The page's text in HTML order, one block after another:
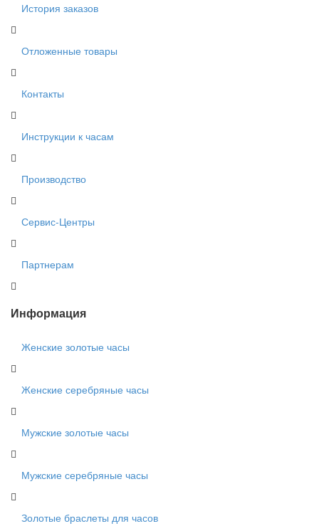
История заказов
Отложенные товары
Контакты
Инструкции к часам
Производство
Сервис-Центры
Партнерам
Информация
Женские золотые часы
Женские серебряные часы
Мужские золотые часы
Мужские серебряные часы
Золотые браслеты для часов